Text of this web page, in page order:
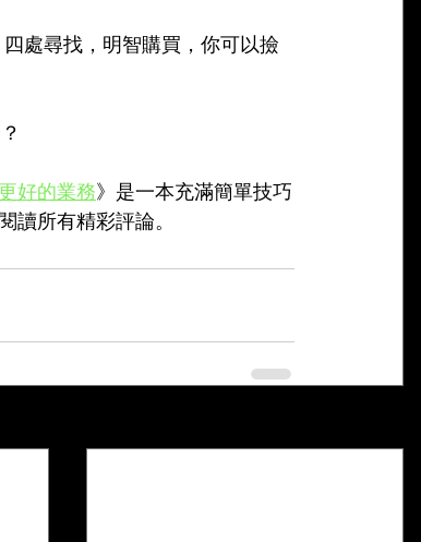
處尋找，明智購買，你可以撿
好的業務》是一本充滿簡單技巧
所有精彩評論。